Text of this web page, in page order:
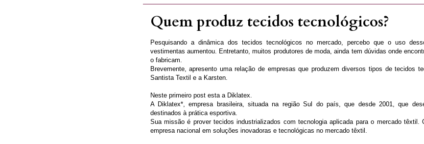
Quem produz tecidos tecnológicos?
Pesquisando a dinâmica dos tecidos tecnológicos no mercado, percebo que o uso
vestimentas aumentou. Entretanto, muitos produtores de moda, ainda tem dúvidas onde
o fabricam.
Brevemente, apresento uma relação de empresas que produzem diversos tipos de tecidos
Santista Textil e a Karsten.
Neste primeiro post esta a Diklatex.
A Diklatex*, empresa brasileira, situada na região Sul do país, que desde 2001, que
destinados à prática esportiva.
Sua missão é prover tecidos industrializados com tecnologia aplicada para o mercado
empresa nacional em soluções inovadoras e tecnológicas no mercado têxtil.